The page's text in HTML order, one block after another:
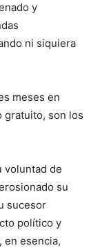
y
ni siquiera
meses en
gratuito, son los
voluntad de
su
sucesor
político y
en esencia,